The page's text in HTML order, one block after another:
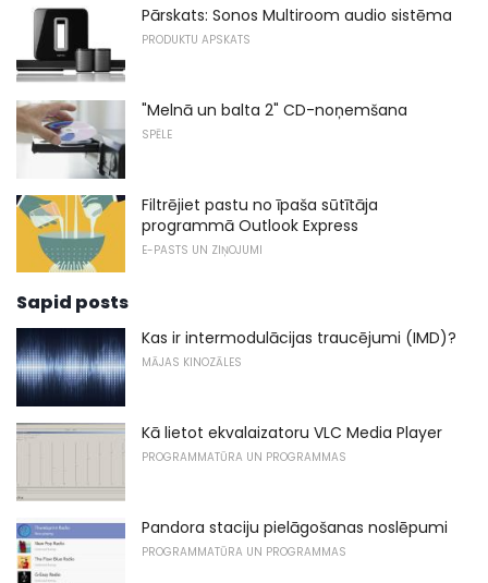
Pārskats: Sonos Multiroom audio sistēma
PRODUKTU APSKATS
"Melnā un balta 2" CD-noņemšana
SPĒLE
Filtrējiet pastu no īpaša sūtītāja
programmā Outlook Express
E-PASTS UN ZIŅOJUMI
Sapid posts
Kas ir intermodulācijas traucējumi (IMD)?
MĀJAS KINOZĀLES
Kā lietot ekvalaizatoru VLC Media Player
PROGRAMMATŪRA UN PROGRAMMAS
Pandora staciju pielāgošanas noslēpumi
PROGRAMMATŪRA UN PROGRAMMAS